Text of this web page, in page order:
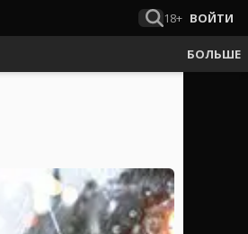
18+ ВОЙТИ
БОЛЬШЕ